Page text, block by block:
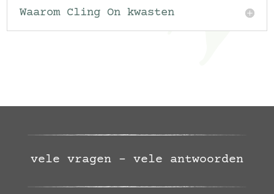
Waarom Cling On kwasten
vele vragen – vele antwoorden